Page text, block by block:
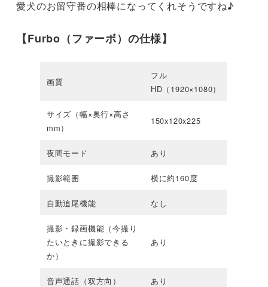
愛犬のお留守番の相棒になってくれそうですね♪
【Furbo（ファーボ）の仕様】
画質
フル
HD（1920×1080）
サイズ（幅×奥行×高さ
mm）
150x120x225
夜間モード あり
撮影範囲 横に約160度
自動追尾機能 なし
撮影・録画機能（今撮り
たいときに撮影できる
か）
あり
音声通話（双方向） あり